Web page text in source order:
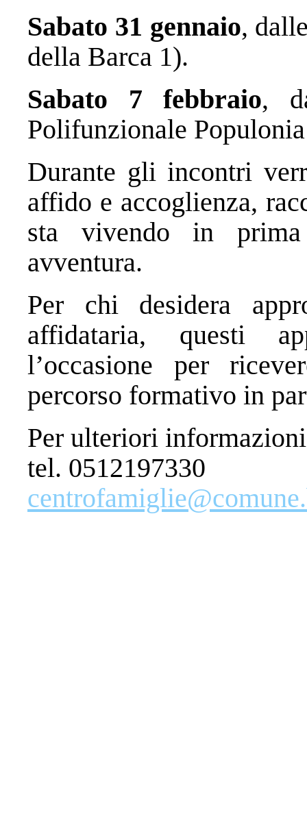
Sabato 31 gennaio,
della Barca 1).
Sabato 7 febbraio,
Polifunzionale
Durante gli incontri
affido e accoglienza,
sta vivendo in prima
avventura.
Per chi desidera
affidataria, questi
l’occasione per
percorso formativo in
Per ulteriori
tel. 0512197330